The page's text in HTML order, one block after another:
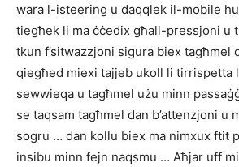
wara l-isteering u daqqlek il-mobile
tiegħek li ma ċċedix għall-pressjoni u
tkun f’sitwazzjoni sigura biex tagħmel
qiegħed miexi tajjeb ukoll li tirrispetta
sewwieqa u tagħmel użu minn
se taqsam tagħmel dan b’attenzjoni u
sogru … dan kollu biex ma nimxux ftit
insibu minn fejn naqsmu … Aħjar uff